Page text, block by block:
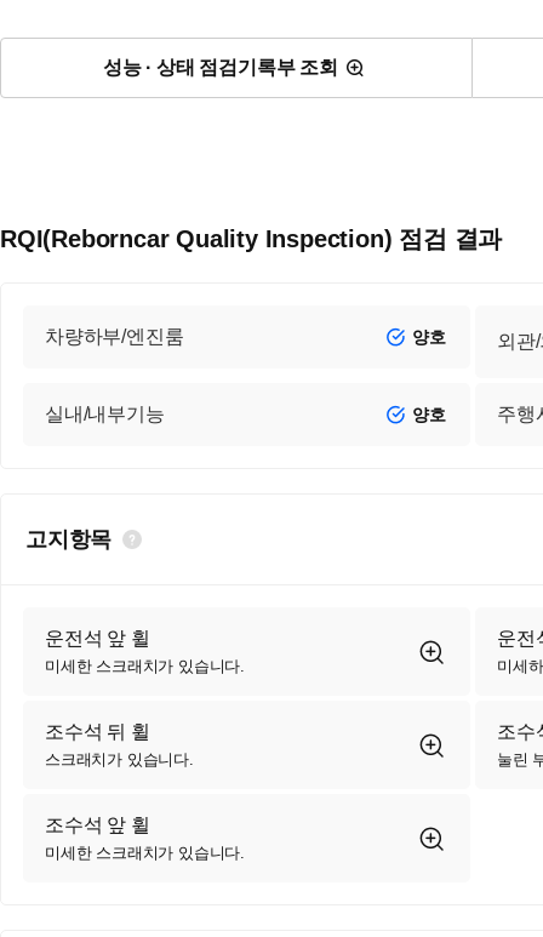
성능 · 상태 점검기록부 조회
RQI(Reborncar Quality Inspection) 점검 결과
차량하부/엔진룸 양호 외관
실내/내부기능 양호 주행
고지항목
운전석 앞 휠
미세한 스크래치가 있습니다.
운전
미세
조수석 뒤 휠
스크래치가 있습니다.
조수
눌린
조수석 앞 휠
미세한 스크래치가 있습니다.